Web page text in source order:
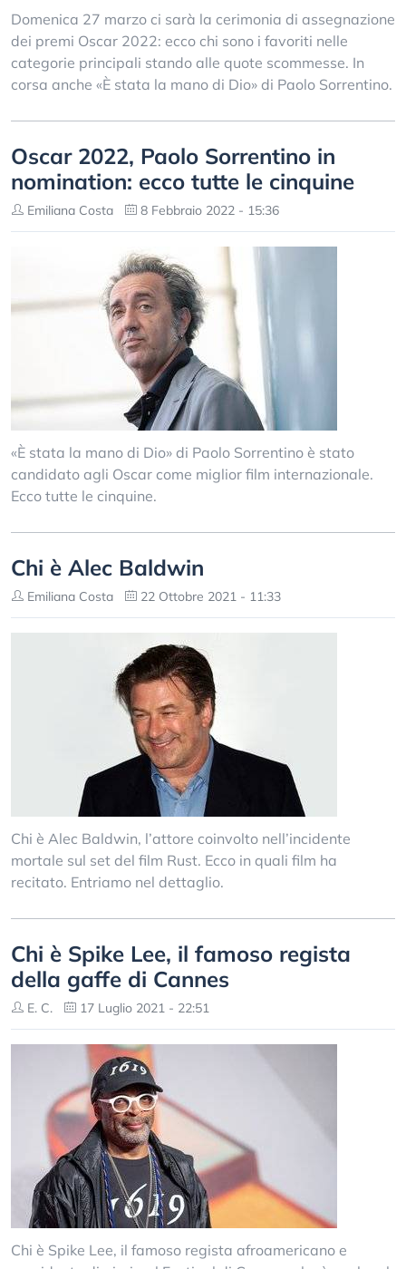
Domenica 27 marzo ci sarà la cerimonia di assegnazione
dei premi Oscar 2022: ecco chi sono i favoriti nelle
categorie principali stando alle quote scommesse. In
corsa anche «È stata la mano di Dio» di Paolo Sorrentino.
Oscar 2022, Paolo Sorrentino in
nomination: ecco tutte le cinquine
Emiliana Costa 8 Febbraio 2022 - 15:36
«È stata la mano di Dio» di Paolo Sorrentino è stato
candidato agli Oscar come miglior film internazionale.
Ecco tutte le cinquine.
Chi è Alec Baldwin
Emiliana Costa 22 Ottobre 2021 - 11:33
Chi è Alec Baldwin, l’attore coinvolto nell’incidente
mortale sul set del film Rust. Ecco in quali film ha
recitato. Entriamo nel dettaglio.
Chi è Spike Lee, il famoso regista
della gaffe di Cannes
E. C. 17 Luglio 2021 - 22:51
Chi è Spike Lee, il famoso regista afroamericano e